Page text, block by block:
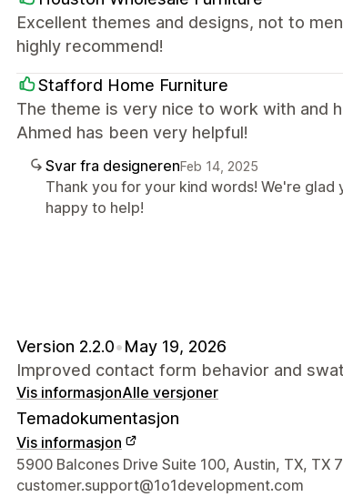
Excellent themes and designs, not to
highly recommend!
Stafford Home Furniture
The theme is very nice to work with and
Ahmed has been very helpful!
Svar fra designerenFeb 14, 2025
Thank you for your kind words! We're
happy to help!
Version 2.2.0•May 19, 2026
Improved contact form behavior and
Vis informasjonAlle versjoner
Temadokumentasjon
Vis informasjon
Designerens kontaktinfo
5900 Balcones Drive Suite 100, Austin, TX, TX
customer.support@1o1development.com